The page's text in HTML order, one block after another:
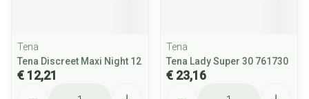
Tena
Tena Discreet Maxi Night 12
€ 12,21
Tena
Tena Lady Super 30 761730
€ 23,16